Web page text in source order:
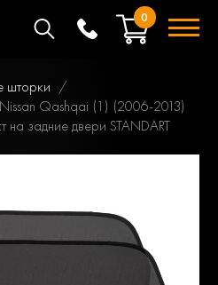
0
шторки
Qashqai (1) (2006-2013)
задние двери STANDART